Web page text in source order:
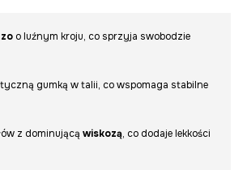
o luźnym kroju, co sprzyja swobodzie
gumką w talii, co wspomaga stabilne
z dominującą wiskozą, co dodaje lekkości